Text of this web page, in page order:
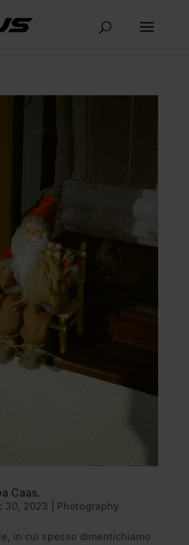
Caas.
30, 2023 Photography
in cui spesso dimentichiamo